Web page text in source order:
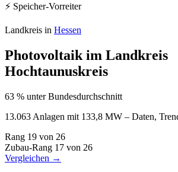
⚡ Speicher-Vorreiter
Landkreis in Hessen
Photovoltaik im Landkreis
Hochtaunuskreis
63 % unter Bundesdurchschnitt
13.063 Anlagen mit 133,8 MW – Daten,
Rang 19 von 26
Zubau-Rang 17 von 26
Vergleichen →